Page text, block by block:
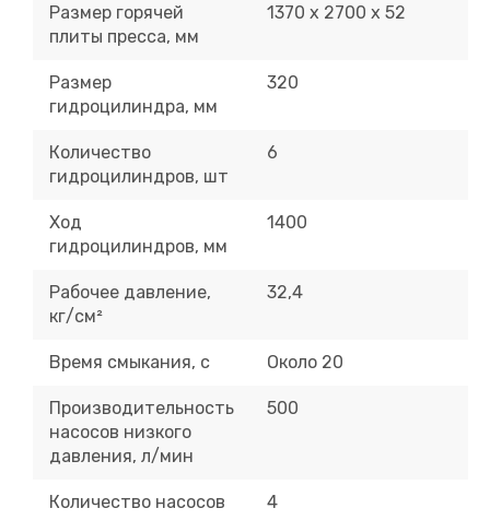
Размер горячей
плиты пресса, мм
1370 х 2700 х 52
Размер
гидроцилиндра, мм
320
Количество
гидроцилиндров, шт
6
Ход
гидроцилиндров, мм
1400
Рабочее давление,
кг/см²
32,4
Время смыкания, с Около 20
Производительность
насосов низкого
давления, л/мин
500
Количество насосов
4